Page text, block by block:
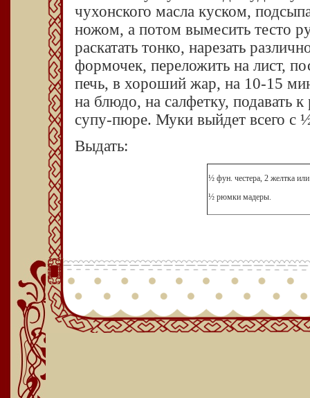
чухонского масла куском,
ножом, а потом вымесить тесто
раскатать тонко, нарезать
формочек, переложить на лист,
печь, в хороший жар, на 10-15
на блюдо, на салфетку, подавать
супу-пюре. Муки выйдет всего с
Выдать:
½ фун. честера, 2 желтка
½ рюмки мадеры.